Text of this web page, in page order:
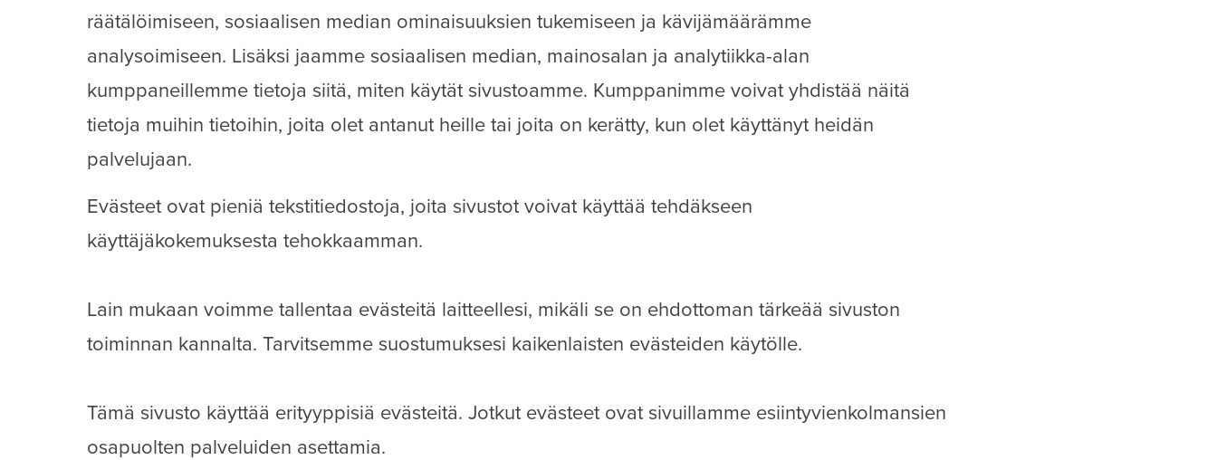
räätälöimiseen, sosiaalisen median ominaisuuksien tukemiseen ja kävijämäärämme
analysoimiseen. Lisäksi jaamme sosiaalisen median, mainosalan ja analytiikka-alan
kumppaneillemme tietoja siitä, miten käytät sivustoamme. Kumppanimme voivat yhdistää näitä
tietoja muihin tietoihin, joita olet antanut heille tai joita on kerätty, kun olet käyttänyt heidän
palvelujaan.
Evästeet ovat pieniä tekstitiedostoja, joita sivustot voivat käyttää tehdäkseen
käyttäjäkokemuksesta tehokkaamman.
Lain mukaan voimme tallentaa evästeitä laitteellesi, mikäli se on ehdottoman tärkeää sivuston
toiminnan kannalta. Tarvitsemme suostumuksesi kaikenlaisten evästeiden käytölle.
Tämä sivusto käyttää erityyppisiä evästeitä. Jotkut evästeet ovat sivuillamme esiintyvienkolmansien
osapuolten palveluiden asettamia.